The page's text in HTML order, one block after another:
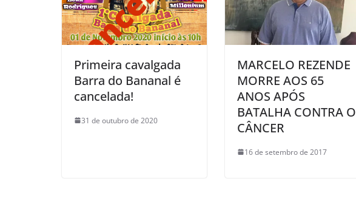
Primeira cavalgada
Barra do Bananal é
cancelada!
31 de outubro de 2020
MARCELO REZENDE
MORRE AOS 65
ANOS APÓS
BATALHA CONTRA O
CÂNCER
16 de setembro de 2017